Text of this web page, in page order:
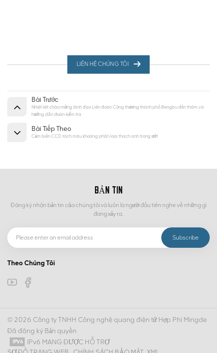
LIÊN HỆ CHÚNG TÔI
Bài Trước
Nhiệt liệt chào mừng lãnh đạo Liên đoàn Công thương thành phố Bengbu đến thăm và
hướng dẫn đoàn kiểm tra
Bài Tiếp Theo
Cảm biến CCD tách màu khoáng phân loại thạch anh trong ướt
BẢN TIN
Đăng ký nhận bản tin của chúng tôi và luôn là người đầu tiên nghe về những gì
đang xảy ra.
Theo Chúng Tôi
© 2026 Công ty TNHH Công nghệ quang điện tử Hợp Phì Mingde
Đã đăng ký Bản quyền
IPv6 MẠNG ĐƯỢC HỖ TRỢ